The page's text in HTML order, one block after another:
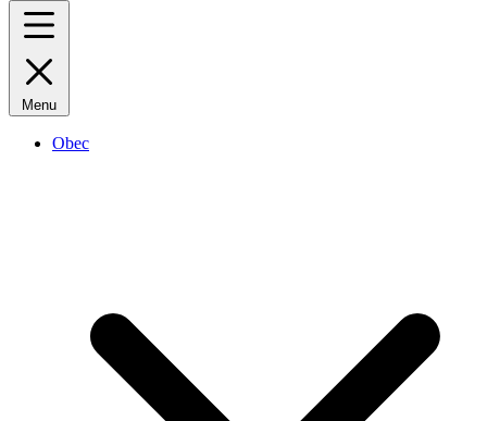
Menu
Obec